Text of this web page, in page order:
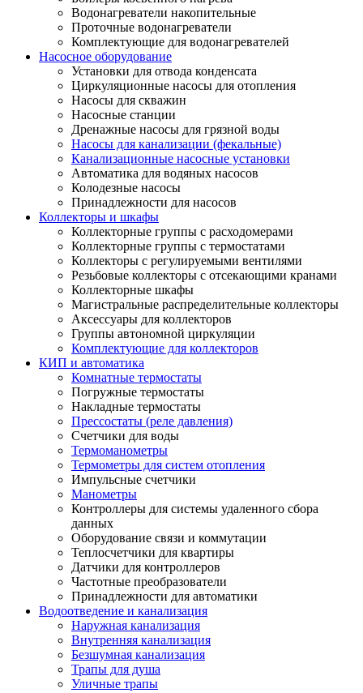
Водонагреватели накопительные
Проточные водонагреватели
Комплектующие для водонагревателей
Насосное оборудование
Установки для отвода конденсата
Циркуляционные насосы для отопления
Насосы для скважин
Насосные станции
Дренажные насосы для грязной воды
Насосы для канализации (фекальные)
Канализационные насосные установки
Автоматика для водяных насосов
Колодезные насосы
Принадлежности для насосов
Коллекторы и шкафы
Коллекторные группы с расходомерами
Коллекторные группы с термостатами
Коллекторы с регулируемыми вентилями
Резьбовые коллекторы с отсекающими кранами
Коллекторные шкафы
Магистральные распределительные коллекторы
Аксессуары для коллекторов
Группы автономной циркуляции
Комплектующие для коллекторов
КИП и автоматика
Комнатные термостаты
Погружные термостаты
Накладные термостаты
Прессостаты (реле давления)
Счетчики для воды
Термоманометры
Термометры для систем отопления
Импульсные счетчики
Манометры
Контроллеры для системы удаленного сбора
данных
Оборудование связи и коммутации
Теплосчетчики для квартиры
Датчики для контроллеров
Частотные преобразователи
Принадлежности для автоматики
Водоотведение и канализация
Наружная канализация
Внутренняя канализация
Безшумная канализация
Трапы для душа
Уличные трапы